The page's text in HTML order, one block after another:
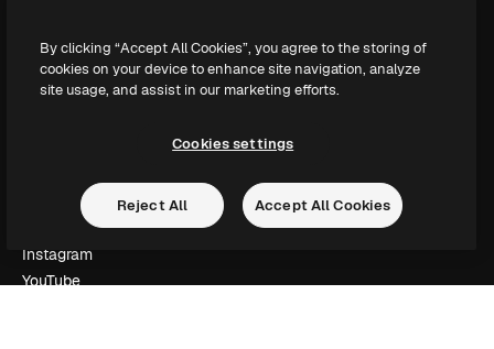
Slidesgo
Vender contenido
Síguenos
Atención al cliente
Instagram
YouTube
By clicking “Accept All Cookies”, you agree to the storing of
cookies on your device to enhance site navigation, analyze
site usage, and assist in our marketing efforts.
Cookies settings
Reject All Accept All Cookies